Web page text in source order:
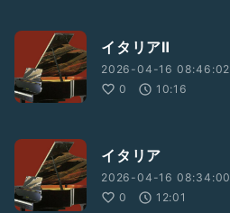
イタリアⅡ
2026-04-16 08:46:02
0
10:16
イタリア
2026-04-16 08:34:00
0
12:01